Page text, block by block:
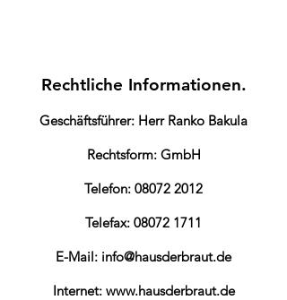
Rechtliche Informationen.
Geschäftsführer: Herr Ranko Bakula
Rechtsform: GmbH
Telefon: 08072 2012
Telefax: 08072 1711
E-Mail: info@hausderbraut.de
Internet: www.hausderbraut.de